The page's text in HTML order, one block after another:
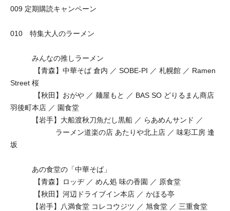
009 定期購読キャンペーン
010 特集大人のラーメン
みんなの推しラーメン
【青森】中華そば 倉内 ／ SOBE-PI ／ 札幌館 ／ Ramen
Street 桜
【秋田】おがや ／ 麺屋もと ／ BAS SO どりるまん商店
羽後町本店 ／ 園食堂
【岩手】大船渡秋刀魚だし黒船 ／ らあめんサンド ／
ラーメン道楽の店 あたりや北上店 ／ 味彩工房 逢
坂
あの食堂の「中華そば」
【青森】ロッヂ ／ めん処 味の香園 ／ 原食堂
【秋田】河辺ドライブイン本店 ／ かほる亭
【岩手】八満食堂 コレコウジツ ／ 旭食堂 ／ 三重食堂